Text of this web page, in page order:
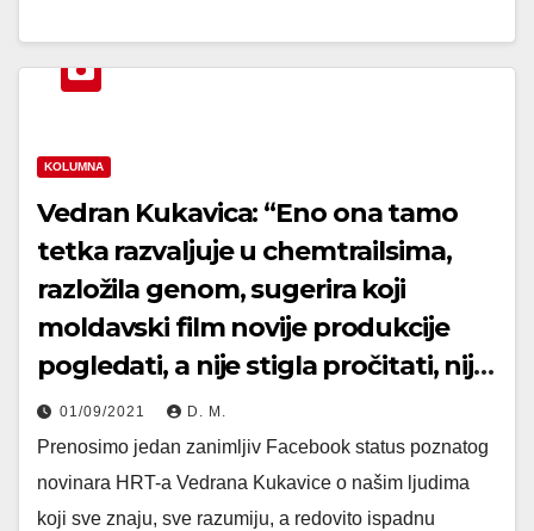
KOLUMNA
Vedran Kukavica: “Eno ona tamo
tetka razvaljuje u chemtrailsima,
razložila genom, sugerira koji
moldavski film novije produkcije
pogledati, a nije stigla pročitati, nije
razumjela kolika joj je kamata na
nedopušteni minus?!”
01/09/2021 D. M.
Prenosimo jedan zanimljiv Facebook status poznatog
novinara HRT-a Vedrana Kukavice o našim ljudima
koji sve znaju, sve razumiju, a redovito ispadnu